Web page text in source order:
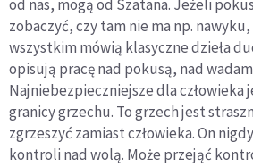
od nas, mogą od Szatana. Jeżeli
zobaczyć, czy tam nie ma np. nawyku,
wszystkim mówią klasyczne dzieła
opisują pracę nad pokusą, nad
Najniebezpieczniejsze dla człowieka
granicy grzechu. To grzech jest
zgrzeszyć zamiast człowieka. On
kontroli nad wolą. Może przejąć